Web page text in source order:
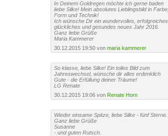
In Deinem Goldregen möchte ich gerne baden
liebe Silke! Mein absolutes Lieblingsbild in Farbe,
Form und Technik!
Ich wünsche Dir ein wundervolles, erfolgreiches,
glückliches und gesundes neues Jahr 2016.
Ganz liebe Grüße
Maria Kammerer
30.12.2015 19:50 von maria kammerer
So klasse, liebe Silke! Ein tolles Bild zum
Jahreswechsel, wünsche dir alles erdenklich
Gute - die Erfüllung deiner Träume!
LG Renate
30.12.2015 19:06 von Renate Horn
Wieder einsame Spitze, liebe Silke - fünf Sterne.
Ganz liebe Grüße
Susanne
- und guten Rutsch.